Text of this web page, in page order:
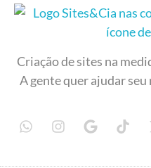
Criação de sites na
A gente quer ajudar seu